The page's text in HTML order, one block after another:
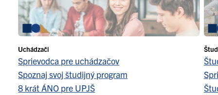
Uchádzači
Sprievodca pre uchádzačov
Spoznaj svoj študijný program
8 krát ÁNO pre UPJŠ